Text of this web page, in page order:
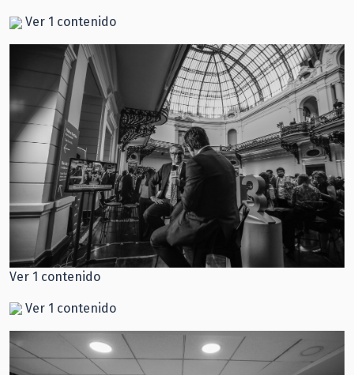
Ver 1 contenido
Ver 1 contenido
Ver 1 contenido